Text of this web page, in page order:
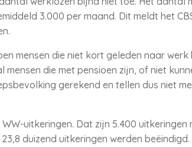
3.000 per maand. Dit meldt het
mensen die niet kort geleden naar
die met pensioen zijn, of niet
gerekend en tellen dus niet
uitkeringen. Dat zijn 5.400 uitkeringen
duizend uitkeringen werden